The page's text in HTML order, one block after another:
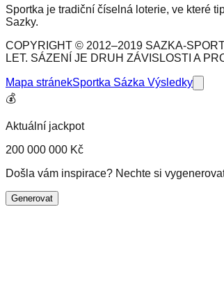
Sportka je tradiční číselná loterie, ve které
Sazky.
COPYRIGHT © 2012–2019 SAZKA-
LET. SÁZENÍ JE DRUH ZÁVISLOSTI A
Mapa stránekSportka Sázka Výsledky
💰
Aktuální jackpot
200 000 000 Kč
Došla vám inspirace? Nechte si
Generovat